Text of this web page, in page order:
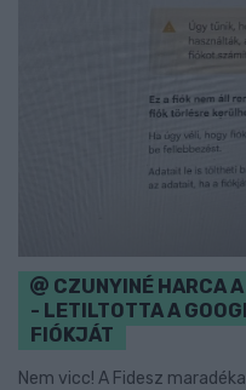
CZUNYINÉ HARCA
- LETILTOTTA A
FIÓKJÁT
Nem vicc! A Fidesz